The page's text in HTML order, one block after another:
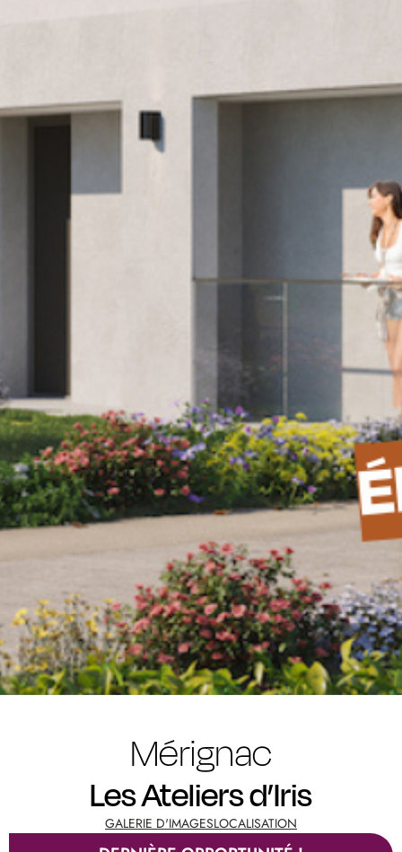
Mérignac
Les Ateliers d’Iris
GALERIE D'IMAGESLOCALISATION